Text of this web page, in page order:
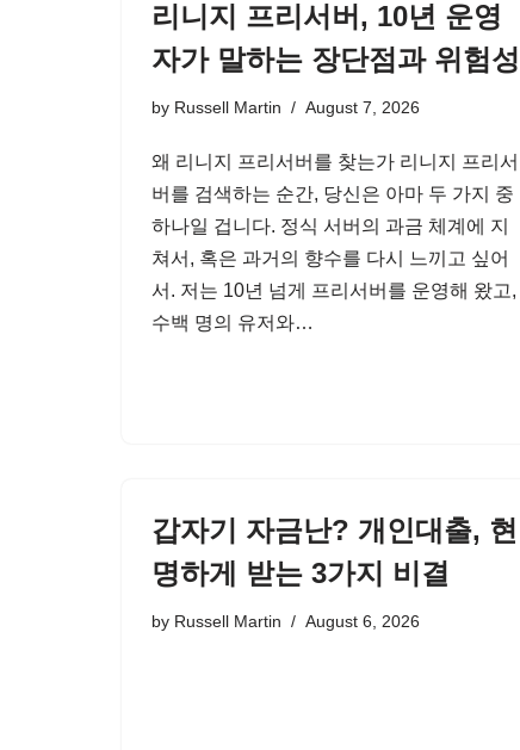
리니지 프리서버, 10년 운영
자가 말하는 장단점과 위험성
by Russell Martin August 7, 2026
왜 리니지 프리서버를 찾는가 리니지 프리서
버를 검색하는 순간, 당신은 아마 두 가지 중
하나일 겁니다. 정식 서버의 과금 체계에 지
쳐서, 혹은 과거의 향수를 다시 느끼고 싶어
서. 저는 10년 넘게 프리서버를 운영해 왔고,
수백 명의 유저와…
갑자기 자금난? 개인대출, 현
명하게 받는 3가지 비결
by Russell Martin August 6, 2026